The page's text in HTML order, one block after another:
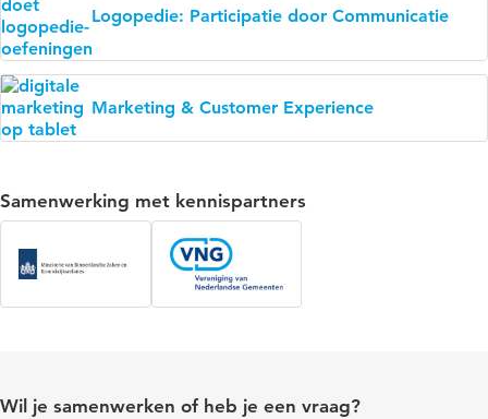
Logopedie: Participatie door Communicatie
Marketing & Customer Experience
Samenwerking met kennispartners
Wil je samenwerken of heb je een vraag?